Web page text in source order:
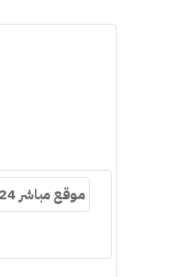
موقع مباشر 24